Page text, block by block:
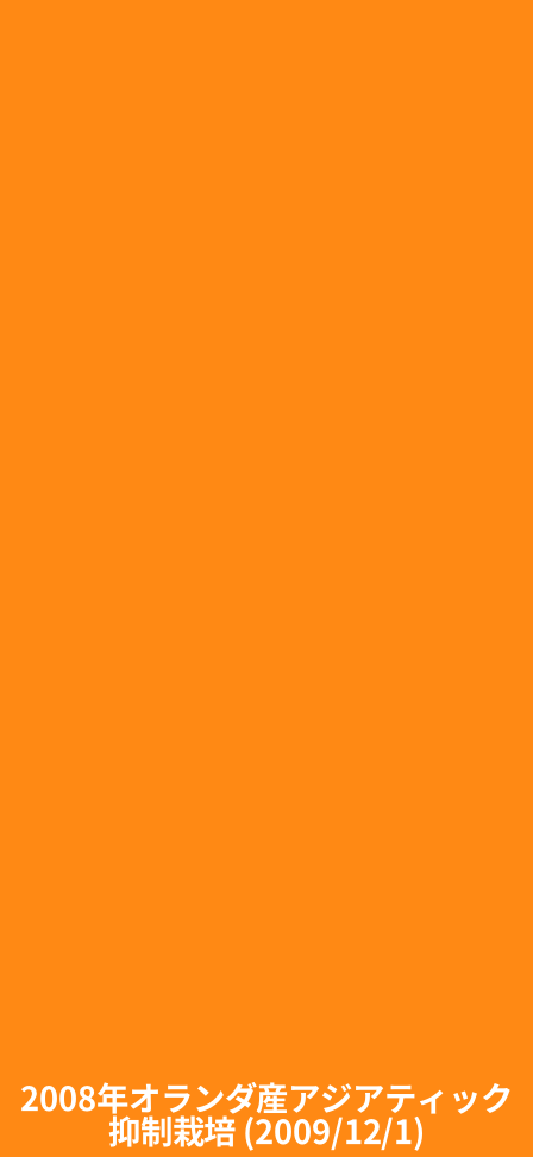
2008年オランダ産アジアティック
抑制栽培 (2009/12/1)